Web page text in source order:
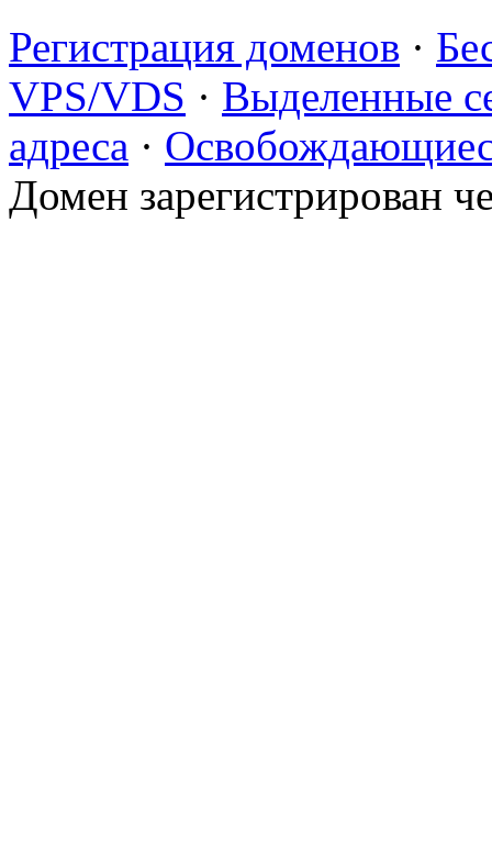
Регистрация доменов ·
VPS/VDS · Выделенные
адреса ·
Домен зарегистрирован